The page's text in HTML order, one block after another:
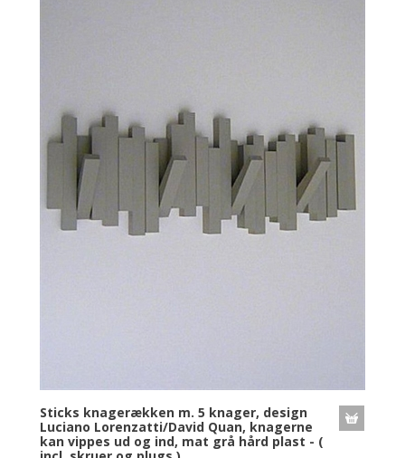
Sticks knagerækken m. 5 knager, design
Luciano Lorenzatti/David Quan, knagerne
kan vippes ud og ind, mat grå hård plast - (